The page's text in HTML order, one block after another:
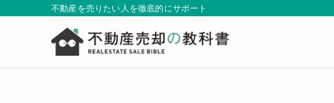
不動産を売りたい人を徹底的にサポート